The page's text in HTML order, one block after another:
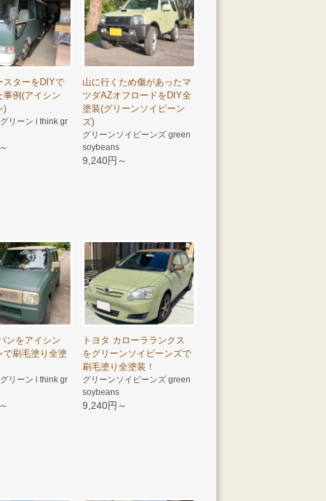
スターをDIYで
事例(アイシン
)
リーン i think gr
山に行くため傷があったマ
ツダAZオフロードをDIY全
塗装(グリーンソイビーン
ズ)
グリーンソイビーンズ green
soybeans
9,240円～
ンをアイシン
で刷毛塗り全塗
リーン i think gr
トヨタ カローラランクス
をグリーンソイビーンズで
刷毛塗り全塗装！
グリーンソイビーンズ green
soybeans
9,240円～